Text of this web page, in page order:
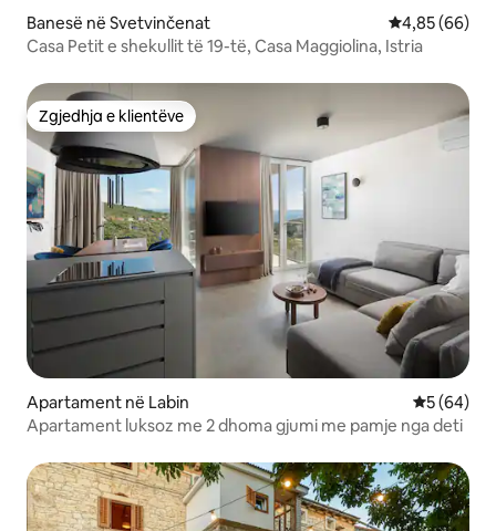
Banesë në Svetvinčenat Vlerësimi
4,85 (66)
Casa Petit e shekullit të 19-të, Casa Maggiolina, Istria
Zgjedhja e klientëve
Zgjedhja e klientëve
Apartament në Labin Vlerësimi
5 (64)
Apartament luksoz me 2 dhoma gjumi me pamje nga deti